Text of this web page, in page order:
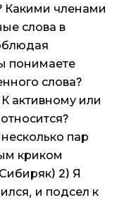
Какими членами
слова в
понимаете
слова?
активному или
пар
криком
2) Я
и подсел к